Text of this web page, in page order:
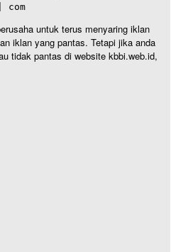
untuk terus menyaring iklan
iklan yang pantas. Tetapi jika anda
tidak pantas di website kbbi.web.id,